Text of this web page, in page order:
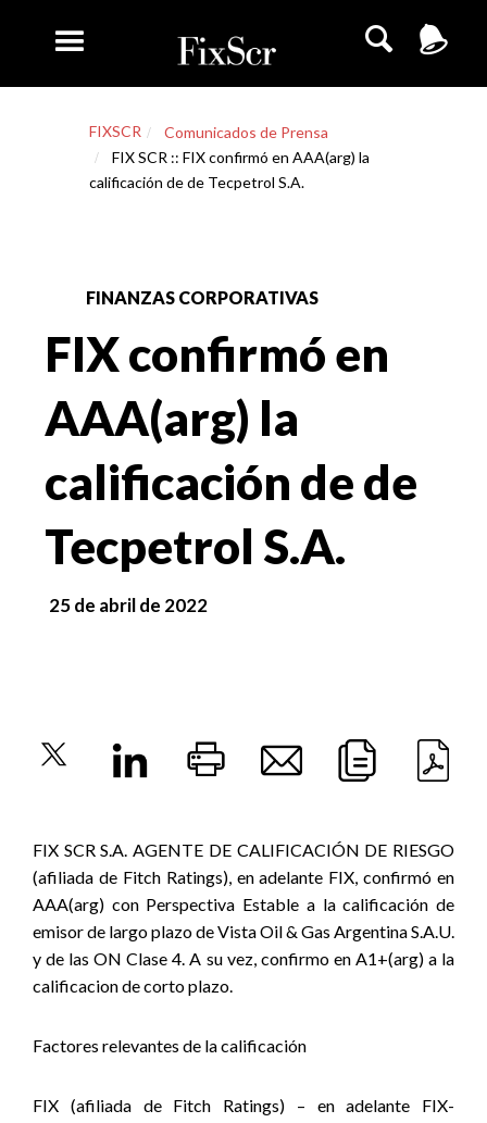
FIXSCR
Comunicados de Prensa
FIX SCR :: FIX confirmó en AAA(arg) la
calificación de de Tecpetrol S.A.
FINANZAS CORPORATIVAS
FIX confirmó en
AAA(arg) la
calificación de de
Tecpetrol S.A.
25 de abril de 2022
FIX SCR S.A. AGENTE DE CALIFICACIÓN DE RIESGO
(afiliada de Fitch Ratings), en adelante FIX, confirmó en
AAA(arg) con Perspectiva Estable a la calificación de
emisor de largo plazo de Vista Oil & Gas Argentina S.A.U.
y de las ON Clase 4. A su vez, confirmo en A1+(arg) a la
calificacion de corto plazo.
Factores relevantes de la calificación
FIX (afiliada de Fitch Ratings) – en adelante FIX-